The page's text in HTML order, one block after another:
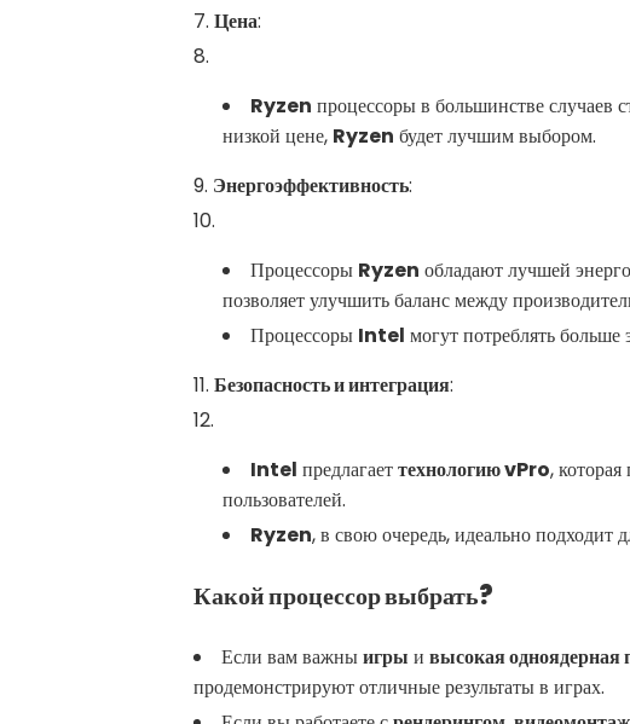
Цена:
Ryzen процессоры в большинстве случаев
низкой цене, Ryzen будет лучшим выбором.
Энергоэффективность:
Процессоры Ryzen обладают лучшей
позволяет улучшить баланс между
Процессоры Intel могут потреблять
Безопасность и интеграция:
Intel предлагаеттехнологию vPro,
пользователей.
Ryzen, в свою очередь, идеально подходит
Какой процессор выбрать?
Если вам важныигры и высокая одноядерная
продемонстрируют отличные результаты в играх.